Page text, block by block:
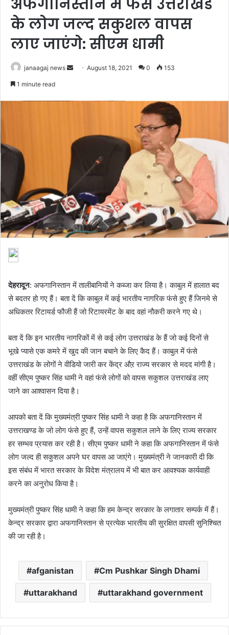
अफगानिस्तान में फंसे उत्तराखंड
के लोग जल्द सकुशल वापस
लाए जाएंगे: सीएम धामी
janaagaj news
SendAugust 18, 2021 0 153
1 minute read
देहरादून: अफगानिस्तान में तालीबानियों ने कब्जा कर लिया है। काबुल में हालात बद
से बदतर हो गए हैं। बता दें कि काबुल में कई भारतीय नागरिक फंसे हुए हैं जिनमे से
अधिकतर रिटायर्ड फौजी हैं जो रिटायरमेंट के बाद वहां नौकरी करने गए थे।
बता दें कि इन भारतीय नागरिकों में से कई लोग उत्तराखंड के हैं जो कई दिनों से
भूखे प्यासे एक कमरे में खुद की जान बचाने के लिए कैद हैं। काबुल में फंसे
उत्तराखंड के लोगों ने वीडियो जारी कर केंद्र औऱ राज्य सरकार से मदद मांगी है।
वहीं सीएम पुष्कर सिंह धामी ने वहां फंसे लोगों को वापस सकुशल उत्तराखंड लाए
जाने का आश्वासन दिया है।
आपको बता दें कि मुख्यमंत्री पुष्कर सिंह धामी ने कहा है कि अफगानिस्तान में
उत्तराखण्ड के जो लोग फंसे हुए हैं, उन्हें वापस सकुशल लाने के लिए राज्य सरकार
हर सम्भव प्रयास कर रही है। सीएम पुष्कर धामी ने कहा कि अफगानिस्तान में फंसे
लोग जल्द ही सकुशल अपने घर वापस आ जाएंगे। मुख्यमंत्री ने जानकारी दी कि
इस संबंध में भारत सरकार के विदेश मंत्रालय में भी बात कर आवश्यक कार्यवाही
करने का अनुरोध किया है।
मुख्यमंत्री पुष्कर सिंह धामी ने कहा कि हम केन्द्र सरकार के लगातार सम्पर्क में हैं।
केन्द्र सरकार द्वारा अफगानिस्तान से प्रत्येक भारतीय की सुरक्षित वापसी सुनिश्चित
की जा रही है।
afganistan Cm Pushkar Singh Dhami
uttarakhand uttarakhand government